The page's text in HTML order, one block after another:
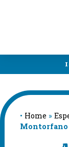
• Home »
Montorfano